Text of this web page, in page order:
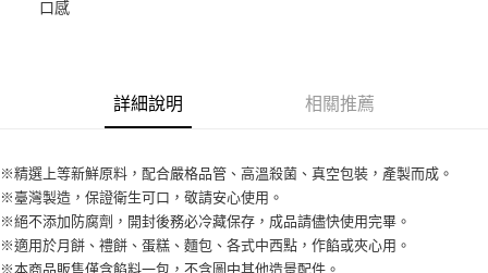
AFTEE先享後付
AFTEE先享後付是「在收到商品之後才付款」的支付方式。 讓您購物簡單
便利好安心！
１．簡單：不需註冊會員、不需綁卡、不需儲值。
２．便利：只要手機號碼，簡訊認證，即可結帳。
ATM付款
運送方式
全家取貨付款-重量限制含紙箱10kg，請控制商品重量在9~9.5
口感
詳細說明 相關推薦
※精選上等新鮮原料，配合嚴格品管、高溫殺菌、真空包裝，產製而成。
※臺灣製造，保證衛生可口，敬請安心使用。
※絕不添加防腐劑，開封後務必冷藏保存，成品請儘快使用完畢。
※適用於月餅、禮餅、蛋糕、麵包、各式中西點，作餡或夾心用。
※本商品販售僅含餡料一包，不含圖中其他造景配件。